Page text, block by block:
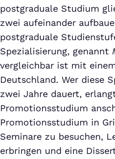
postgraduale Studium
zwei aufeinander
postgraduale
Spezialisierung, genannt
vergleichbar ist mit
Deutschland. Wer diese
zwei Jahre dauert,
Promotionsstudium
Promotionsstudium in
Seminare zu besuchen,
erbringen und eine